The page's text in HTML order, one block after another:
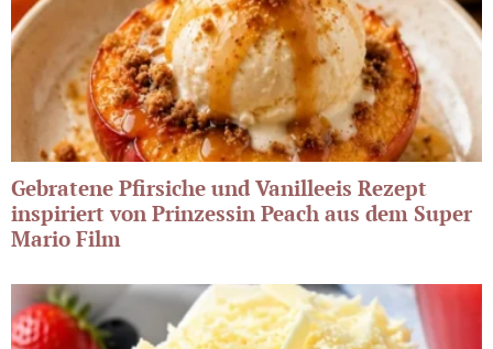
Gebratene Pfirsiche und Vanilleeis Rezept
inspiriert von Prinzessin Peach aus dem Super
Mario Film